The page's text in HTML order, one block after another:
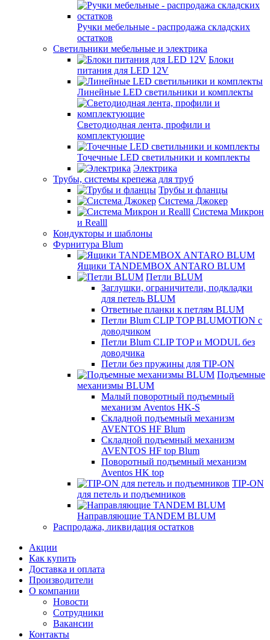
Ручки мебельные - распродажа складских
остатков
Светильники мебельные и электрика
Блоки
питания для LED 12V
Линейные LED светильники и комплекты
Светодиодная лента, профили и
комплектующие
Точечные LED светильники и комплекты
Электрика
Трубы, системы крепежа для труб
Трубы и фланцы
Система Джокер
Система Микрон
и Realll
Кондукторы и шаблоны
Фурнитура Blum
Ящики TANDEMBOX ANTARO BLUM
Петли BLUM
Заглушки, ограничители, подкладки
для петель BLUM
Ответные планки к петлям BLUM
Петли Blum CLIP TOP BLUMOTION с
доводчиком
Петли Blum CLIP TOP и MODUL без
доводчика
Петли без пружины для TIP-ON
Подъемные
механизмы BLUM
Малый поворотный подъемный
механизм Aventos HK-S
Складной подъемный механизм
AVENTOS HF Blum
Складной подъемный механизм
AVENTOS HF top Blum
Поворотный подъемный механизм
Aventos HK top
TIP-ON
для петель и подъемников
Направляющие TANDEM BLUM
Распродажа, ликвидация остатков
Акции
Как купить
Доставка и оплата
Производители
О компании
Новости
Сотрудники
Вакансии
Контакты